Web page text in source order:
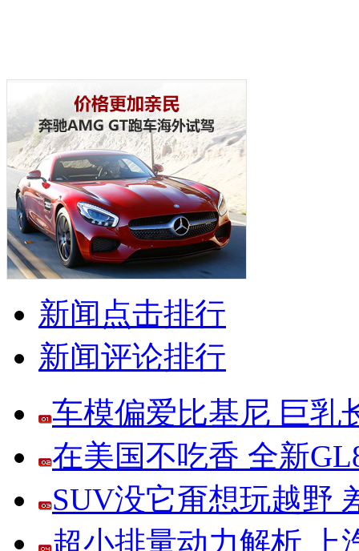
新闻点击排行
新闻评论排行
车模偏爱比基尼 巨乳
在美国不吃香 全新
SUV没它甭想玩越野
超小排量动力解析 上